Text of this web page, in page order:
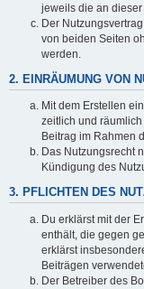
jeweils die an
Der
von beiden Seiten
werden.
2. EINRÄUMUNG VON
Mit dem Erstellen
zeitlich und
Beitrag im Rahmen
Das Nutzungsrecht
Kündigung des
3. PFLICHTEN DES
Du erklärst mit der
enthält, die gegen
erklärst
Beiträgen
Der Betreiber des